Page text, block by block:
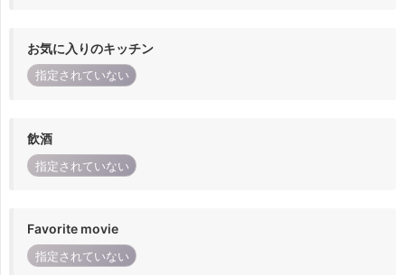
お気に入りのキッチン
指定されていない
飲酒
指定されていない
Favorite movie
指定されていない